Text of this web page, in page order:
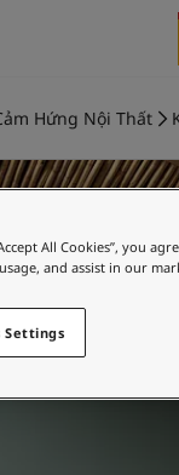
Hứng Nội Thất
All Cookies”, you
and assist in our
Settings